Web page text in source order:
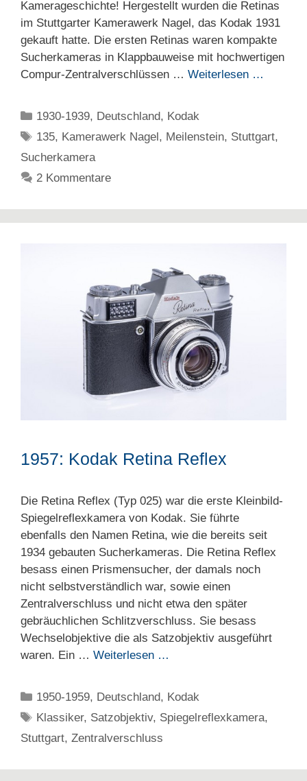
Kamerageschichte! Hergestellt wurden die Retinas
im Stuttgarter Kamerawerk Nagel, das Kodak 1931
gekauft hatte. Die ersten Retinas waren kompakte
Sucherkameras in Klappbauweise mit hochwertigen
Compur-Zentralverschlüssen … Weiterlesen …
Kategorien
1930-1939, Deutschland, Kodak
Schlagwörter
135, Kamerawerk Nagel, Meilenstein, Stuttgart,
Sucherkamera
2 Kommentare
1957: Kodak Retina Reflex
Die Retina Reflex (Typ 025) war die erste Kleinbild-
Spiegelreflexkamera von Kodak. Sie führte
ebenfalls den Namen Retina, wie die bereits seit
1934 gebauten Sucherkameras. Die Retina Reflex
besass einen Prismensucher, der damals noch
nicht selbstverständlich war, sowie einen
Zentralverschluss und nicht etwa den später
gebräuchlichen Schlitzverschluss. Sie besass
Wechselobjektive die als Satzobjektiv ausgeführt
waren. Ein … Weiterlesen …
Kategorien
1950-1959, Deutschland, Kodak
Schlagwörter
Klassiker, Satzobjektiv, Spiegelreflexkamera,
Stuttgart, Zentralverschluss